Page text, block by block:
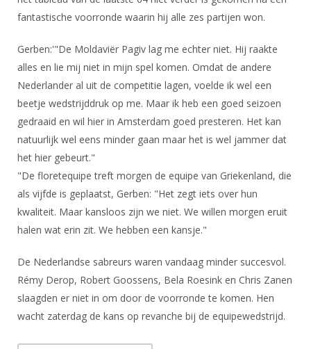
Evenement
Website
Gebruiksvoorwaarden
Historie
Sponsors en Partners
Organisatie
Bestuur
Commissies
Ereleden
Leden van Verdiensten
Vacatures
Bondsbureau
Medewerkers
Samenwerking
Formulieren
Inschrijven
Reglementen
Materiaal
Schermpaspoort
Rolstoelschermen
JPT
JEC
Veteranenwedstrijden
Oranje
FBT
SBT
Talentontwikkeling
Atletencommissie
Internationale Titeltoernooien
Internationale aanmeldingen
Voor coaches en leraren
Nieuws
Nationale opleidingen
Internationale opleidingen
Opleidingen
Leraar
Voor scheidsrechters
Nieuws
Scheidsrechterslijst
Schermforum
Nieuws
Contact
NK organiseren
fantastische voorronde waarin hij alle zes partijen won.
Gerben:'"De Moldaviër Pagiv lag me echter niet. Hij raakte
alles en lie mij niet in mijn spel komen. Omdat de andere
Nederlander al uit de competitie lagen, voelde ik wel een
beetje wedstrijddruk op me. Maar ik heb een goed seizoen
gedraaid en wil hier in Amsterdam goed presteren. Het kan
natuurlijk wel eens minder gaan maar het is wel jammer dat
het hier gebeurt."
"De floretequipe treft morgen de equipe van Griekenland, die
als vijfde is geplaatst, Gerben: "Het zegt iets over hun
kwaliteit. Maar kansloos zijn we niet. We willen morgen eruit
halen wat erin zit. We hebben een kansje."
De Nederlandse sabreurs waren vandaag minder succesvol.
Rémy Derop, Robert Goossens, Bela Roesink en Chris Zanen
slaagden er niet in om door de voorronde te komen. Hen
wacht zaterdag de kans op revanche bij de equipewedstrijd.